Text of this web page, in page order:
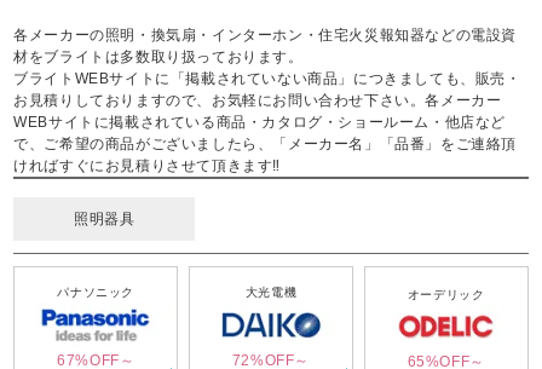
各メーカーの照明・換気扇・インターホン・住宅火災報知器などの電設資
材をブライトは多数取り扱っております。
ブライトWEBサイトに「掲載されていない商品」につきましても、販売・
お見積りしておりますので、お気軽にお問い合わせ下さい。各メーカー
WEBサイトに掲載されている商品・カタログ・ショールーム・他店など
で、ご希望の商品がございましたら、「メーカー名」「品番」をご連絡頂
ければすぐにお見積りさせて頂きます‼
照明器具
パナソニック
67%OFF～
大光電機
72%OFF～
オーデリック
65%OFF～